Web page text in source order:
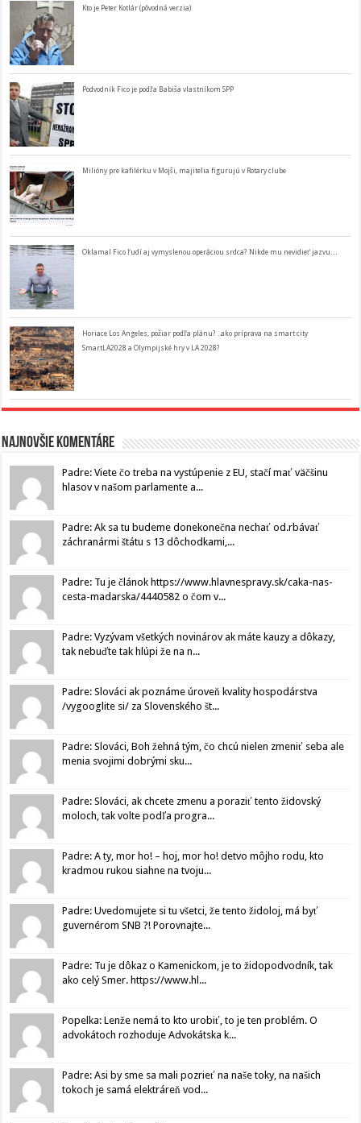
Kto je Peter Kotlár (pôvodná verzia)
Podvodník Fico je podľa Babiša vlastníkom SPP
Milióny pre kafilérku v Mojši, majitelia figurujú v Rotary clube
Oklamal Fico ľudí aj vymyslenou operáciou srdca? Nikde mu nevidieť jazvu…
Horiace Los Angeles, požiar podľa plánu? ..ako príprava na smart city
SmartLA2028 a Olympijské hry v LA 2028?
Najnovšie komentáre
Padre: Viete čo treba na vystúpenie z EU, stačí mať väčšinu
hlasov v našom parlamente a...
Padre: Ak sa tu budeme donekonečna nechať od.rbávať
záchranármi štátu s 13 dôchodkami,...
Padre: Tu je článok https://www.hlavnespravy.sk/caka-nas-
cesta-madarska/4440582 o čom v...
Padre: Vyzývam všetkých novinárov ak máte kauzy a dôkazy,
tak nebuďte tak hlúpi že na n...
Padre: Slováci ak poznáme úroveň kvality hospodárstva
/vygooglite si/ za Slovenského št...
Padre: Slováci, Boh žehná tým, čo chcú nielen zmeniť seba ale
menia svojimi dobrými sku...
Padre: Slováci, ak chcete zmenu a poraziť tento židovský
moloch, tak volte podľa progra...
Padre: A ty, mor ho! – hoj, mor ho! detvo môjho rodu, kto
kradmou rukou siahne na tvoju...
Padre: Uvedomujete si tu všetci, že tento židoloj, má byť
guvernérom SNB ?! Porovnajte...
Padre: Tu je dôkaz o Kamenickom, je to židopodvodník, tak
ako celý Smer. https://www.hl...
Popelka: Lenže nemá to kto urobiť, to je ten problém. O
advokátoch rozhoduje Advokátska k...
Padre: Asi by sme sa mali pozrieť na naše toky, na našich
tokoch je samá elektráreň vod...